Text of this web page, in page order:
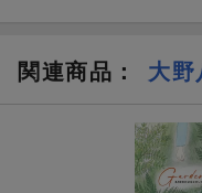
関連商品 ： 大野